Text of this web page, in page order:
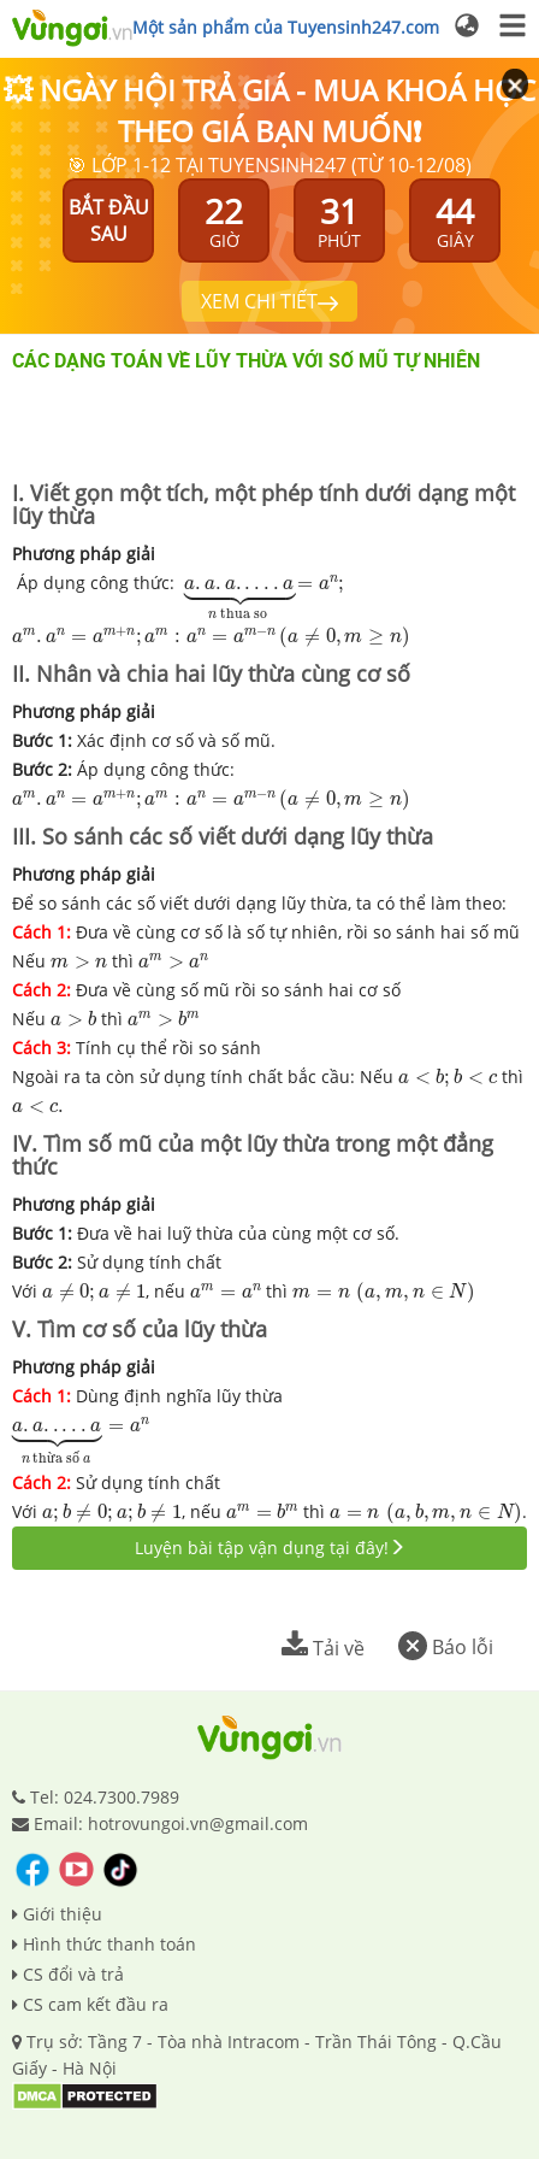
Một sản phẩm của Tuyensinh247.com
💥 NGÀY HỘI TRẢ GIÁ - MUA KHOÁ HỌC
THEO GIÁ BẠN MUỐN❗
🎯 LỚP 1-12 TẠI TUYENSINH247 (TỪ 10-12/08)
BẮT ĐẦU
SAU
22
GIỜ
31
PHÚT
44
GIÂY
XEM CHI TIẾT
CÁC DẠNG TOÁN VỀ LŨY THỪA VỚI SỐ MŨ TỰ NHIÊN
I. Viết gọn một tích, một phép tính dưới dạng một
lũy thừa
Phương pháp giải
Áp dụng công thức: a. a. a. . . . . a

n thua so
a a. a.. nth uas
= an;
n;
am. an = am+n; am : an = am−n (a ≠ 0, m ≥ n)
m an m+n m n=am−n( a≠ m≥
II. Nhân và chia hai lũy thừa cùng cơ số
Phương pháp giải
Bước 1: Xác định cơ số và số mũ.
Bước 2: Áp dụng công thức:
am. an = am+n; am : an = am−n (a ≠ 0, m ≥ n)
m an a m+n;a m a n= −n( a≠ m≥
III. So sánh các số viết dưới dạng lũy thừa
Phương pháp giải
Để so sánh các số viết dưới dạng lũy thừa, ta có thể làm theo:
Cách 1: Đưa về cùng cơ số là số tự nhiên, rồi so sánh hai số mũ
Nếu m > n
m >n thìam > an
am > an
Cách 2: Đưa về cùng số mũ rồi so sánh hai cơ số
Nếu a > b
a >b thìam > bm
am > bm
Cách 3: Tính cụ thể rồi so sánh
Ngoài ra ta còn sử dụng tính chất bắc cầu: Nếu a < b; b < c
a b ;b < thì
a < c.
a <c .
IV. Tìm số mũ của một lũy thừa trong một đẳng
thức
Phương pháp giải
Bước 1: Đưa về hai luỹ thừa của cùng một cơ số.
Bước 2: Sử dụng tính chất
Với a ≠ 0; a ≠ 1
a 0 ;a ≠1 , nếuam = an
am n thìm = n (a, m, n ∈ N)
m (a m n∈ N )
V. Tìm cơ số của lũy thừa
Phương pháp giải
Cách 1: Dùng định nghĩa lũy thừa
a. a. . . . . a

n thừa số a
a a. ⏟n th ừas
= an
n
Cách 2: Sử dụng tính chất
Với a; b ≠ 0; a; b ≠ 1
a; b 0 ;a b≠1 , nếuam = bm
am bm thì a = n (a, b, m, n ∈ N)
a (a b,m, n∈ N
.
Luyện bài tập vận dụng tại đây!
Báo lỗi
Tải về
Tel: 024.7300.7989
Email: hotrovungoi.vn@gmail.com
Giới thiệu
Hình thức thanh toán
CS đổi và trả
CS cam kết đầu ra
Trụ sở: Tầng 7 - Tòa nhà Intracom - Trần Thái Tông - Q.Cầu
Giấy - Hà Nội